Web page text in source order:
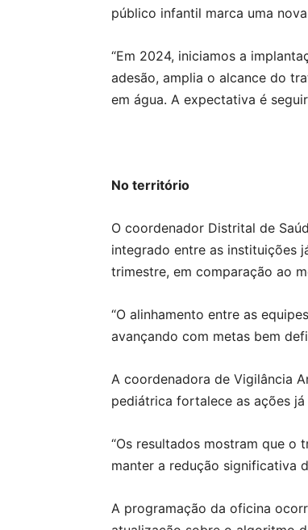
público infantil marca uma
“Em 2024, iniciamos a
adesão, amplia o alcance do
em água. A expectativa é
No território
O coordenador Distrital de
integrado entre as instituições
trimestre, em comparação ao
“O alinhamento entre as
avançando com metas bem
A coordenadora de Vigilância
pediátrica fortalece as ações
“Os resultados mostram que
manter a redução significativa
A programação da oficina